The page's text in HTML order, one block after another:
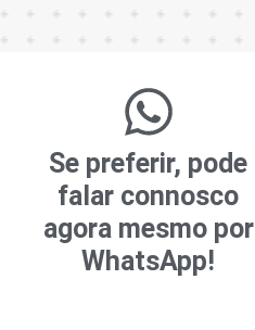
Se preferir, pode
falar connosco
agora mesmo por
WhatsApp!